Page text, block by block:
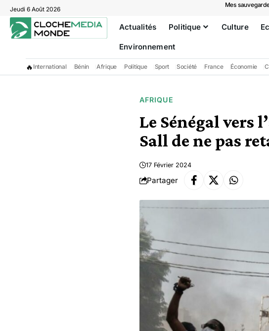
Jeudi 6 Août 2026
Mes
Actualités Politique Culture
Environnement
🔥 International Bénin Afrique Politique Sport Société France Économie
AFRIQUE
Le Sénégal vers
Sall de ne pas
17 Février 2024
Partager